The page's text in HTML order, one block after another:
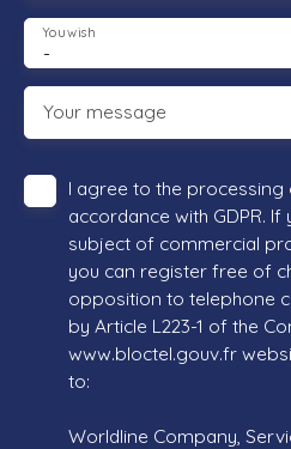
-
You wish
Your message
I agree to the
accordance with GDPR.
subject of commercial
you can register free of
opposition to telephone
by Article L223-1 of the
www.bloctel.gouv.fr
to:
Worldline Company,